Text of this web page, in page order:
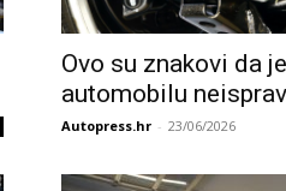
Ovo su znakovi da
automobilu
Autopress.hr - 23/06/2026